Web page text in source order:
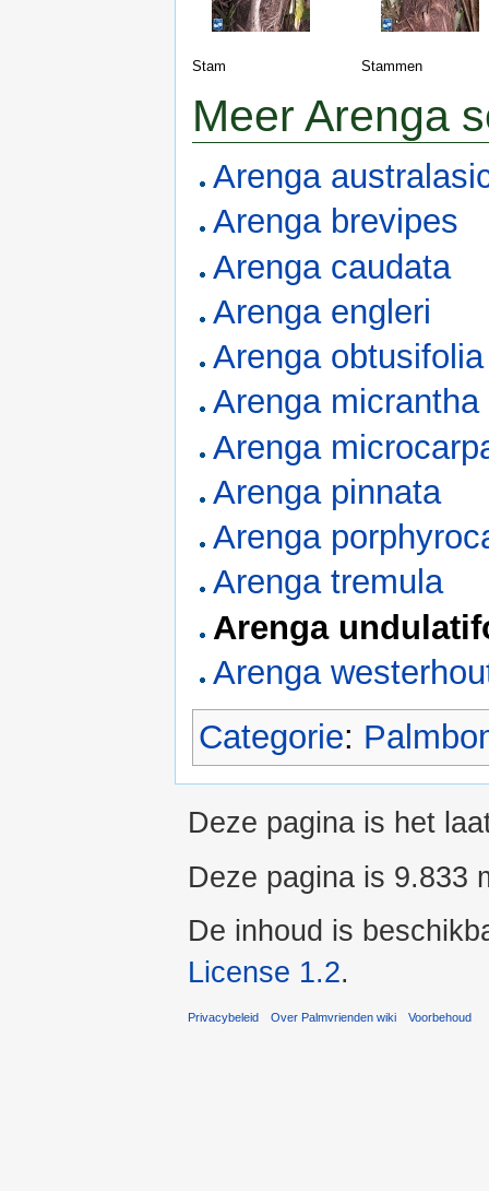
Stam Stammen
Meer Arenga
Arenga
Arenga brevipes
Arenga caudata
Arenga engleri
Arenga obtusifolia
Arenga micrantha
Arenga
Arenga pinnata
Arenga
Arenga tremula
Arenga
Arenga
Categorie:
Deze pagina is het
Deze pagina is 9.833
De inhoud is
License 1.2.
Privacybeleid Over Palmvrienden wiki Voorbehoud